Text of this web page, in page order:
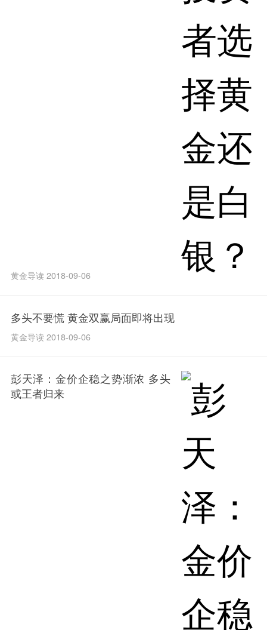
黄金导读 2018-09-06
多头不要慌 黄金双赢局面即将出现
黄金导读 2018-09-06
彭天泽：金价企稳之势渐浓 多头
或王者归来